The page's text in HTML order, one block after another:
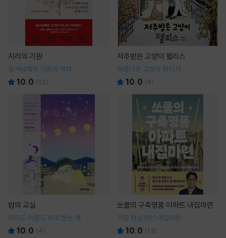
지리의 기원
동서남북의 기원과 의미
10.0 (12)
저주받은 고양이 펠리스
아름다운 고양이 판타지
10.0 (9)
밤의 교실
아이도 어른도 위로 받는 책
10.0 (4)
쏘쿨의 구축명품 아파트 내집마련
가장 현실적인 내집마련
10.0 (13)